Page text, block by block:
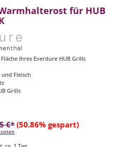
für HUB
Ihres Everdure HUB Grills
Fleisch
Grills
€* (50.86% gespart)